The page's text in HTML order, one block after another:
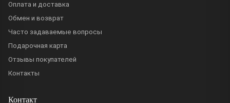
Оплата и доставка
Обмен и возврат
Часто задаваемые вопросы
Подарочная карта
Отзывы покупателей
Контакты
Контакт